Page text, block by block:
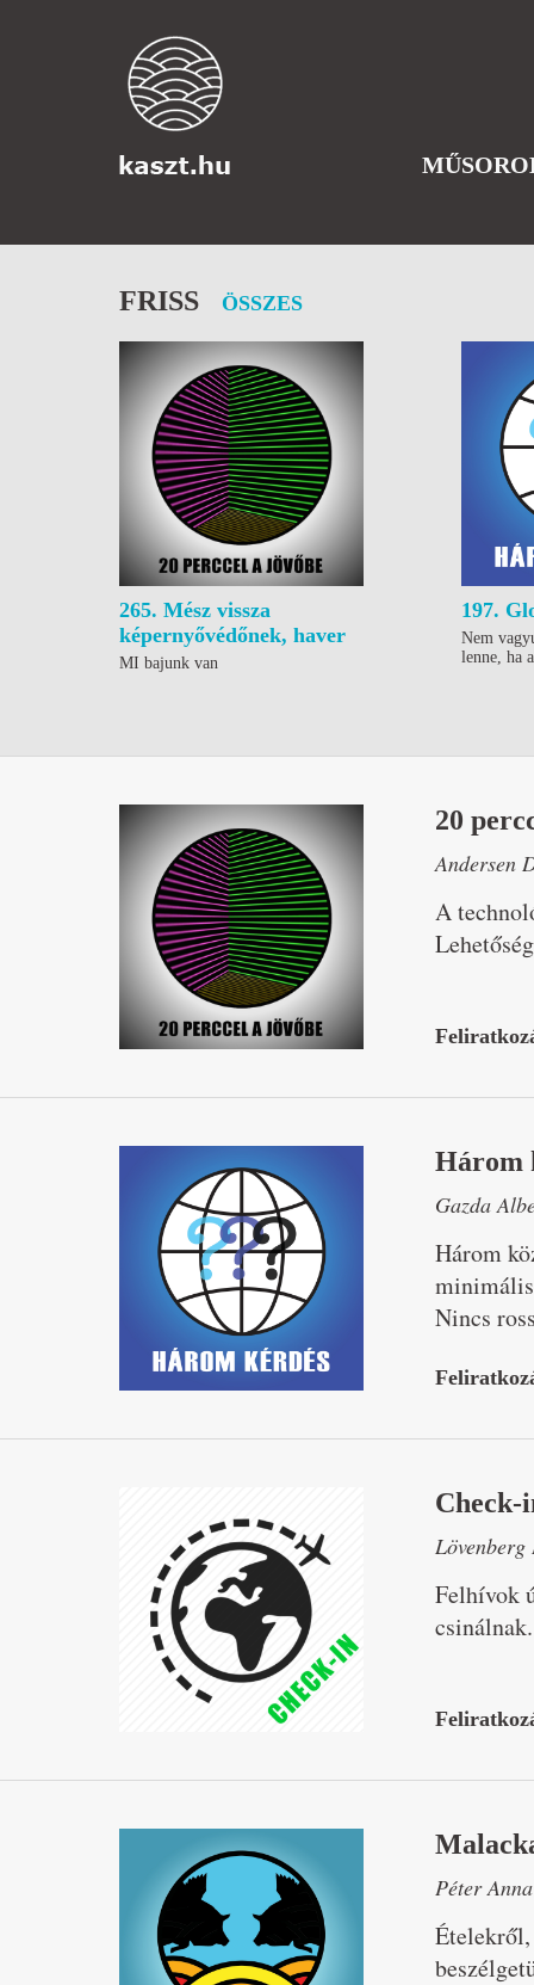
FRISS ÖSSZES
265. Mész vissza
képernyővédőnek, haver
MI bajunk van
197.
Nem
lenne, ha
20
Andersen
A
Három
Gazda
Három
minimális
Nincs
Check-
Lövenberg
Felhívok
csinálnak.
Péter